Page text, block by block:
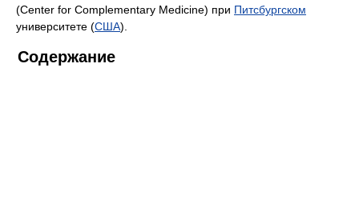
(Center for Complementary Medicine) при Питсбургском
университете (США).
Содержание